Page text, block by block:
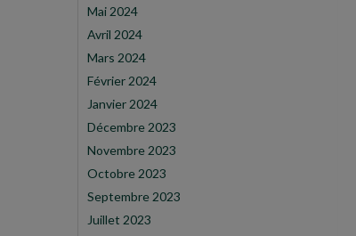
Mai 2024
Avril 2024
Mars 2024
Février 2024
Janvier 2024
Décembre 2023
Novembre 2023
Octobre 2023
Septembre 2023
Juillet 2023